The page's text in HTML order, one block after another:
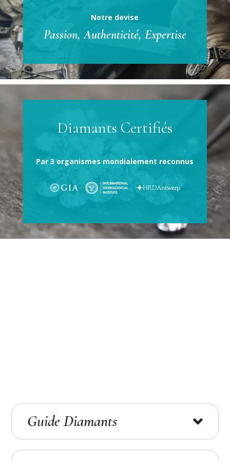
Notre devise
Passion, Authenticité, Expertise
Diamants Certifiés
Par 3 organismes mondialement reconnus
Guide Diamants
Quel critère de qualité privilégier ?